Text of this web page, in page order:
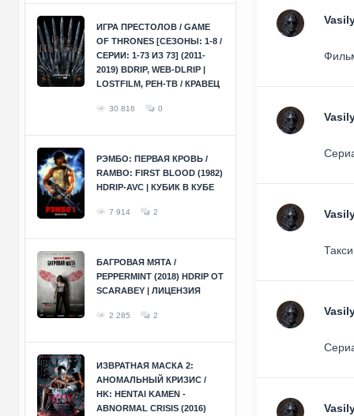
ИГРА ПРЕСТОЛОВ / GAME
OF THRONES [СЕЗОНЫ: 1-8 /
СЕРИИ: 1-73 ИЗ 73] (2011-
2019) BDRIP, WEB-DLRIP |
LOSTFILM, РЕН-ТВ / КРАВЕЦ
30 816 0
РЭМБО: ПЕРВАЯ КРОВЬ /
RAMBO: FIRST BLOOD (1982)
HDRIP-AVC | КУБИК В КУБЕ
7 914 2
БАГРОВАЯ МЯТА /
PEPPERMINT (2018) HDRIP ОТ
SCARABEY | ЛИЦЕНЗИЯ
2 285 2
ИЗВРАТНАЯ МАСКА 2:
АНОМАЛЬНЫЙ КРИЗИС /
HK: HENTAI KAMEN -
ABNORMAL CRISIS (2016)